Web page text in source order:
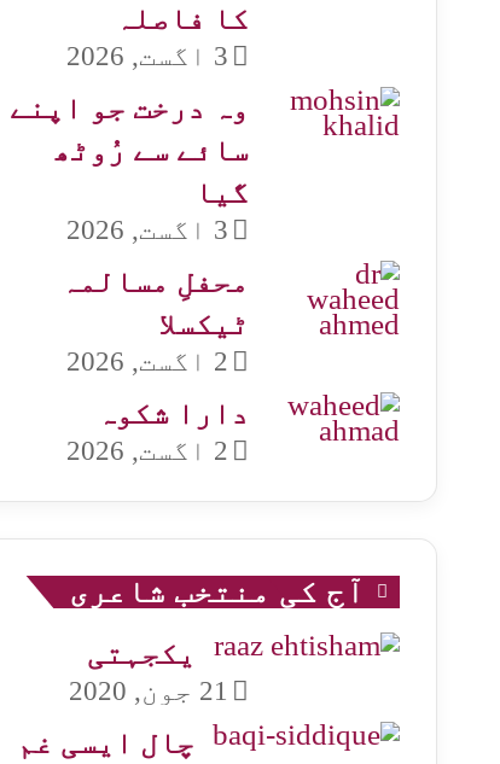
کا فاصلہ
3 اگست, 2026
وہ درخت جو اپنے
سائے سے رُوٹھ
گیا
3 اگست, 2026
محفلِ مسالمہ
ٹیکسلا
2 اگست, 2026
دارا شکوہ
2 اگست, 2026
آج کی منتخب شاعری
یکجہتی
21 جون, 2020
چال ایسی غم